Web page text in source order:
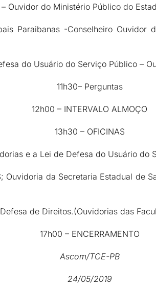
Ouvidor do Ministério Público do
Paraibanas -Conselheiro
do Usuário do Serviço Público –
11h30– Perguntas
12h00 – INTERVALO ALMOÇO
13h30 – OFICINAS
e a Lei de Defesa do Usuário do
Ouvidoria da Secretaria Estadual de
de Direitos.(Ouvidorias das
17h00 – ENCERRAMENTO
Ascom/TCE-PB
24/05/2019